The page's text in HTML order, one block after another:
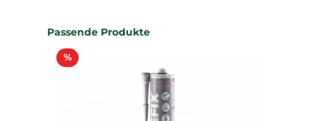
Produktgalerie überspringen
Passende Produkte
%Rabatt